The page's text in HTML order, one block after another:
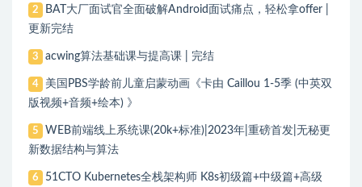
2
BAT大厂面试官全面破解Android面试痛点，轻松拿offer |
更新完结
3 acwing算法基础课与提高课 | 完结
4
美国PBS学龄前儿童启蒙动画《卡由 Caillou 1-5季 (中英双
版视频+音频+绘本) 》
5
WEB前端线上系统课(20k+标准)|2023年|重磅首发|无秘更
新数据结构与算法
6
51CTO Kubernetes全栈架构师 K8s初级篇+中级篇+高级